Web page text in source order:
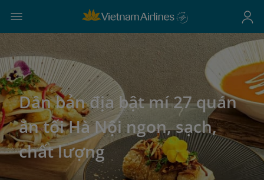
Dân bản địa bật mí 27 quán
ăn tối Hà Nội ngon, sạch,
chất lượng